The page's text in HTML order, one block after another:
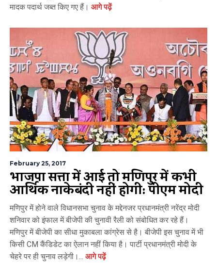
मादक पदार्थ जब्त किए गए हैं। आगे पढ़ें
February 25, 2017
भाजपा सत्ता में आई तो मणिपुर में कभी
आर्थिक नाकेबंदी नहीं होगी: पीएम मोदी
मणिपुर में होने वाले विधानसभा चुनाव के मद्देनजर प्रधानमंत्री नरेंद्र मोदी
शनिवार को इंफाल में बीजेपी की चुनावी रैली को संबोधित कर रहे हैं।
मणिपुर में बीजेपी का सीधा मुकाबला कांग्रेस से है। बीजेपी इस चुनाव में भी
किसी CM कैंडिडेट का ऐलान नहीं किया है। पार्टी प्रधानमंत्री मोदी के
चेहरे पर ही चुनाव लड़ेगी।... आगे पढ़ें